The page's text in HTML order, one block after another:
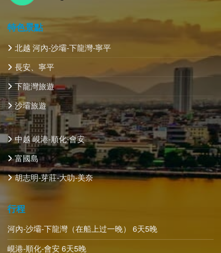
𝗪𝗵𝗮𝘁𝘀𝗔𝗽𝗽:
+84 964054878
BÀI VIẾT MỚI
Discover Luxury Experience at Melia Danang Beach
Resort
A Guide to Wheelchair
The most worth visiting pagodas in Vietnam